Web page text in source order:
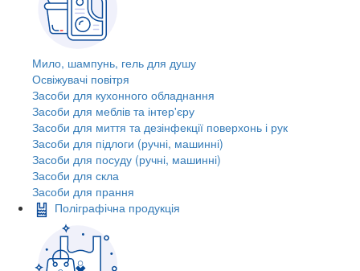
Мило, шампунь, гель для душу
Освіжувачі повітря
Засоби для кухонного обладнання
Засоби для меблів та інтер'єру
Засоби для миття та дезінфекції поверхонь і рук
Засоби для підлоги (ручні, машинні)
Засоби для посуду (ручні, машинні)
Засоби для скла
Засоби для прання
Поліграфічна продукція